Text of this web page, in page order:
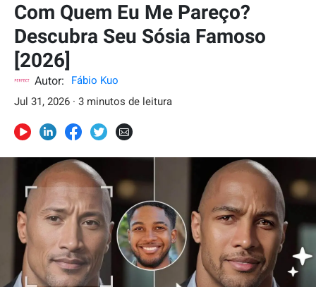
Com Quem Eu Me Pareço?
Descubra Seu Sósia Famoso
[2026]
Autor:
Fábio Kuo
Jul 31, 2026 · 3 minutos de leitura